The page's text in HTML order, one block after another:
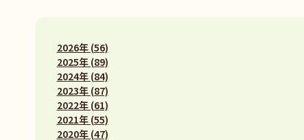
2026年 (56)
2025年 (89)
2024年 (84)
2023年 (87)
2022年 (61)
2021年 (55)
2020年 (47)